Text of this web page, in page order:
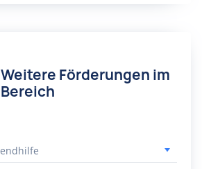
Weitere Förderungen im
Bereich